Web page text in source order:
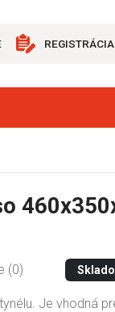
REGISTRÁCIA
(0)
Je vhodná